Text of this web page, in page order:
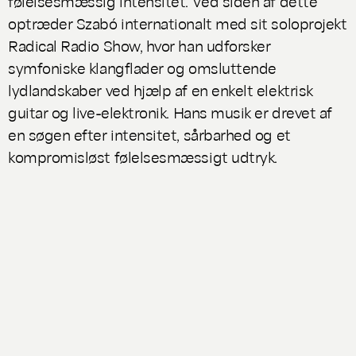
optræder Szabó internationalt med sit soloprojekt
Radical Radio Show, hvor han udforsker
symfoniske klangflader og omsluttende
lydlandskaber ved hjælp af en enkelt elektrisk
guitar og live-elektronik. Hans musik er drevet af
en søgen efter intensitet, sårbarhed og et
kompromisløst følelsesmæssigt udtryk.